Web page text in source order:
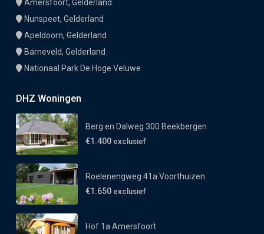
Amersfoort, Gelderland
Nunspeet, Gelderland
Apeldoorn, Gelderland
Barneveld, Gelderland
Nationaal Park De Hoge Veluwe
DHZ Woningen
Berg en Dalweg 300 Beekbergen
€1.400 exclusief
Roelenengweg 41a Voorthuizen
€1.650 exclusief
Hof 1a Amersfoort